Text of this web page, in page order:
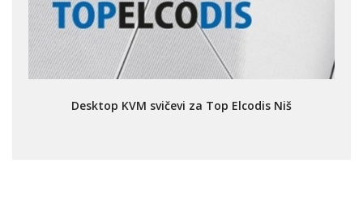
Desktop KVM svičevi za Top Elcodis Niš